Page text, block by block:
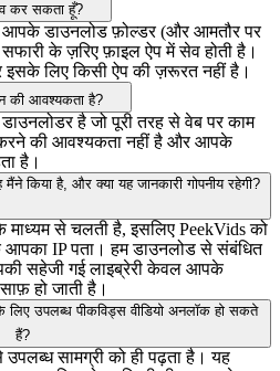
कर सकता हूँ?
आपके डाउनलोड फ़ोल्डर (और आमतौर पर
के ज़रिए फ़ाइल ऐप में सेव होती है।
इसके लिए किसी ऐप की ज़रूरत नहीं है।
की आवश्यकता है?
है जो पूरी तरह से वेब पर काम
की आवश्यकता नहीं है और आपके
है।
किया है, और क्या यह जानकारी गोपनीय रहेगी?
माध्यम से चलती है, इसलिए PeekVids को
आपका IP पता। हम डाउनलोड से संबंधित
सहेजी गई लाइब्रेरी केवल आपके
हो जाती है।
लिए उपलब्ध पीकविड्स वीडियो अनलॉक हो सकते
हैं?
सामग्री को ही पढ़ता है। यह